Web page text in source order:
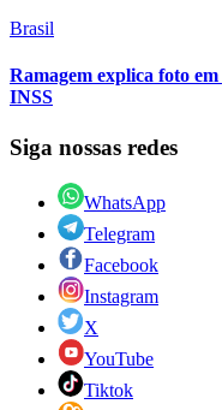
Brasil
Ramagem explica foto
INSS
Siga nossas redes
WhatsApp
Telegram
Facebook
Instagram
X
YouTube
Tiktok